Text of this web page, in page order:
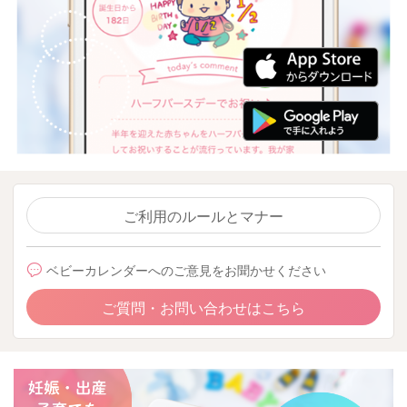
ご利用のルールとマナー
ベビーカレンダーへのご意見をお聞かせください
ご質問・お問い合わせはこちら